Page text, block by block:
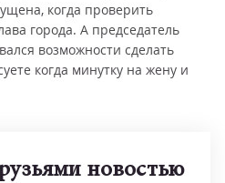
когда проверить
города. А председатель
возможности сделать
когда минутку на жену и
новостью